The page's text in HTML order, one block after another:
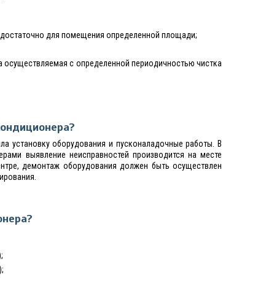
для помещения определенной площади;
осуществляемая с определенной периодичностью чистка
установку оборудования и пусконаладочные работы. В
выявление неисправностей производится на месте
демонтаж оборудования должен быть осуществлен